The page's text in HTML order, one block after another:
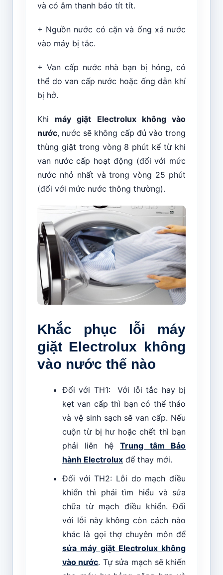
và có âm thanh báo tít tít.
+ Nguồn nước có cặn và ống xả nước
vào máy bị tắc.
+ Van cấp nước nhà bạn bị hỏng, có
thể do van cấp nước hoặc ống dẫn khí
bị hở.
Khi máy giặt Electrolux không vào
nước, nước sẽ không cấp đủ vào trong
thùng giặt trong vòng 8 phút kể từ khi
van nước cấp hoạt động (đối với mức
nước nhỏ nhất và trong vòng 25 phút
(đối với mức nước thông thường).
Khắc phục lỗi máy
giặt Electrolux không
vào nước thế nào
Đối với TH1: Với lỗi tắc hay bị
kẹt van cấp thì bạn có thể tháo
và vệ sinh sạch sẽ van cấp. Nếu
cuộn từ bị hư hoặc chết thì bạn
phải liên hệTrung tâm Bảo
hành Electroluxđể thay mới.
Đối với TH2: Lỗi do mạch điều
khiển thì phải tìm hiểu và sửa
chữa từ mạch điều khiển. Đối
với lỗi này không còn cách nào
khác là gọi thợ chuyên môn để
sửa máy giặt Electrolux không
vào nước. Tự sửa mạch sẽ khiến